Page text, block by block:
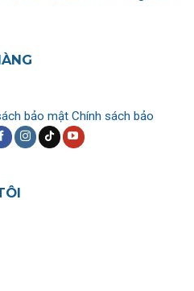
bảo mật Chính sách bảo